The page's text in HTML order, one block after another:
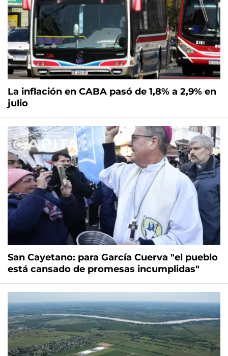
La inflación en CABA pasó de 1,8% a 2,9% en
julio
San Cayetano: para García Cuerva "el pueblo
está cansado de promesas incumplidas"